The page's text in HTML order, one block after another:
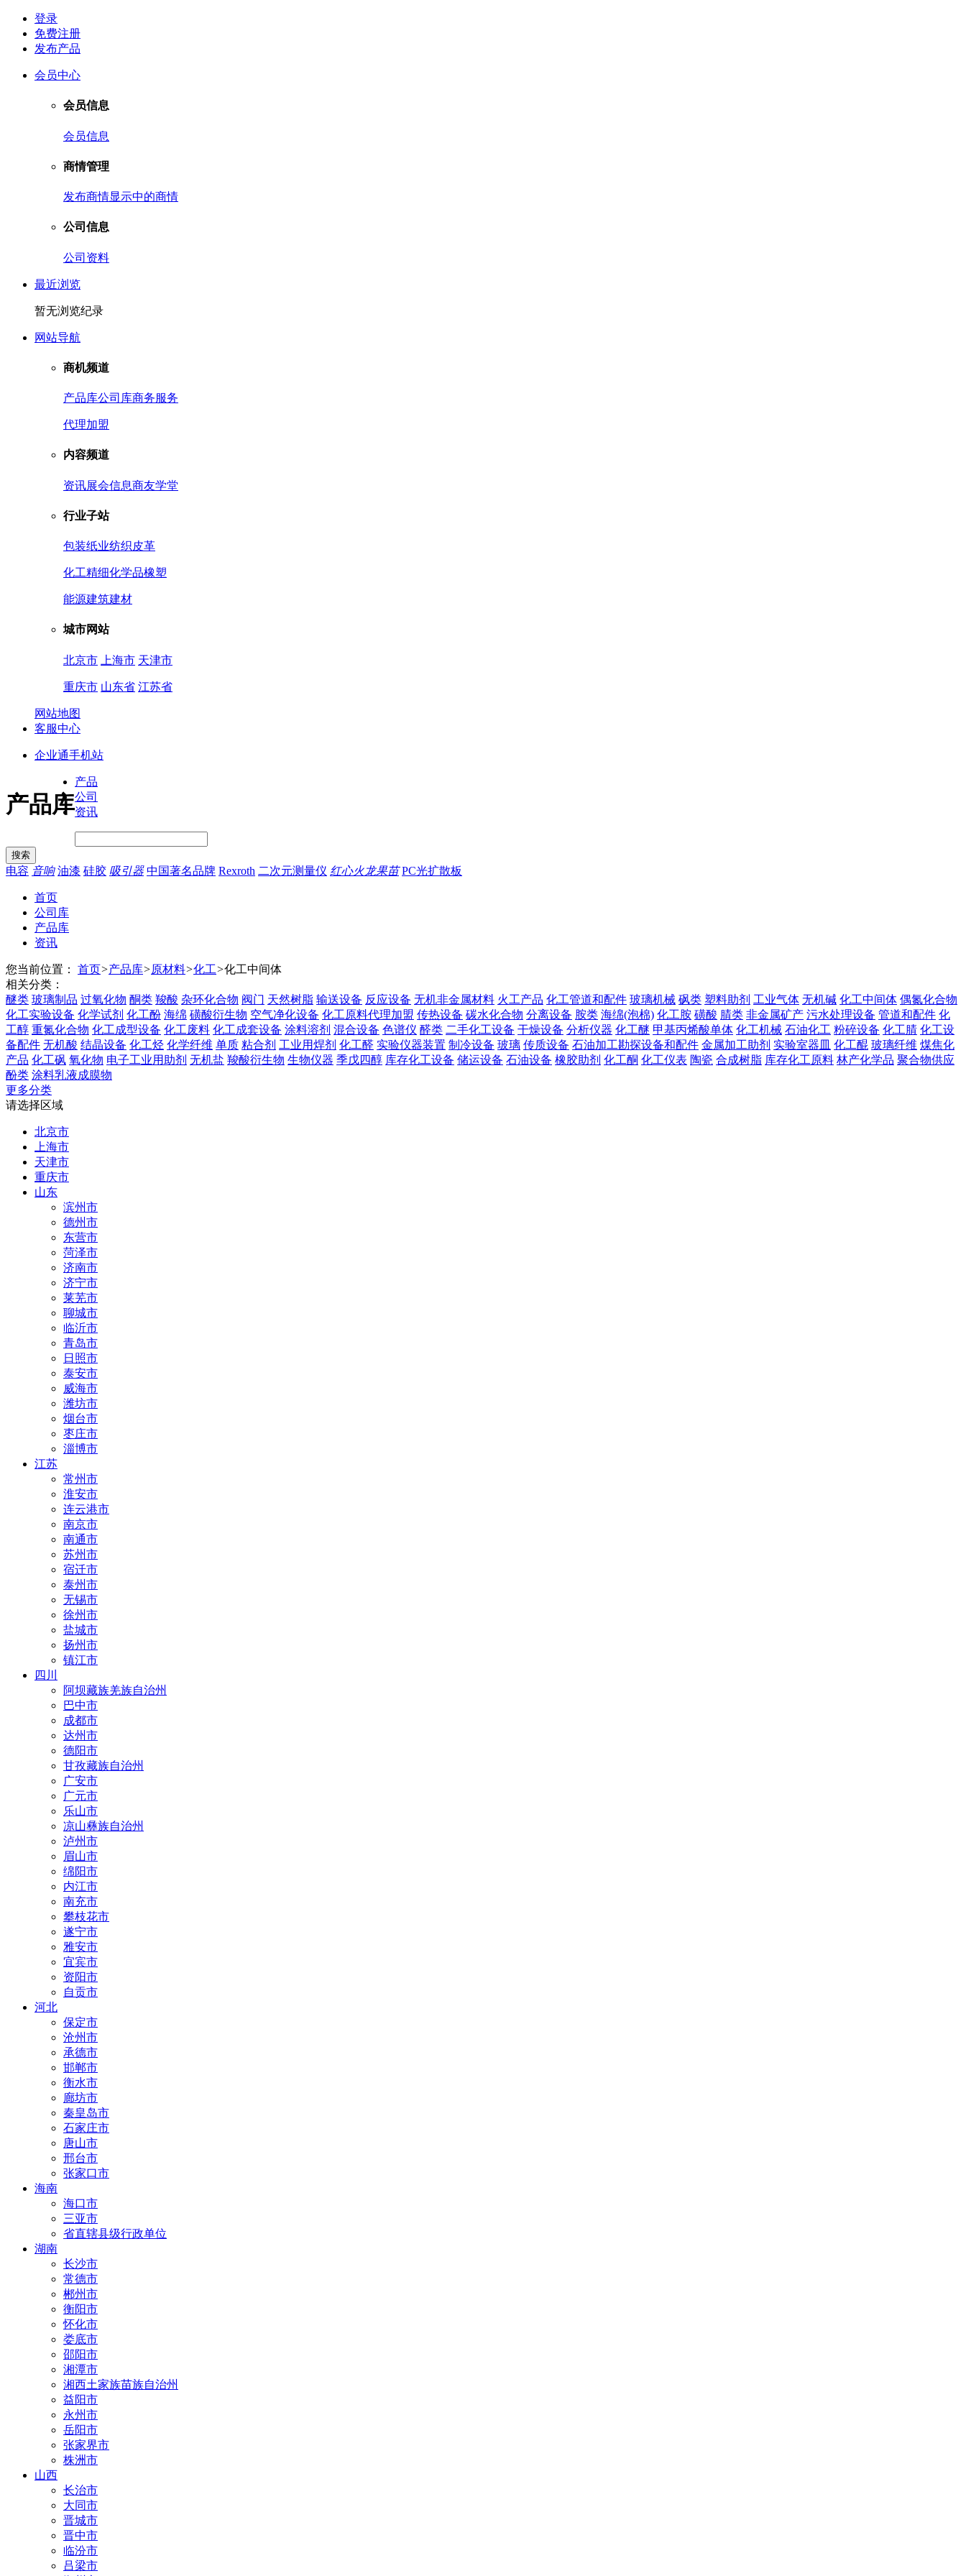
登录
免费注册
发布产品
会员中心
会员信息
会员信息
商情管理
发布商情显示中的商情
公司信息
公司资料
最近浏览
暂无浏览纪录
网站导航
商机频道
产品库公司库商务服务
代理加盟
内容频道
资讯展会信息商友学堂
行业子站
包装纸业纺织皮革
化工精细化学品橡塑
能源建筑建材
城市网站
北京市 上海市 天津市
重庆市 山东省 江苏省
网站地图
客服中心
企业通手机站
产品库
产品
公司
资讯
电容 音响 油漆 硅胶 吸引器 中国著名品牌 Rexroth 二次元测量仪 红心火龙果苗 PC光扩散板
首页
公司库
产品库
资讯
您当前位置： 首页>产品库>原材料>化工>化工中间体
相关分类：
醚类 玻璃制品 过氧化物 酮类 羧酸 杂环化合物 阀门 天然树脂 输送设备 反应设备 无机非金属材料 火工产品 化工管道和配件 玻璃机械 砜类 塑料助剂 工业气体 无机碱 化工中间体 偶氮化合物
化工实验设备 化学试剂 化工酚 海绵 磺酸衍生物 空气净化设备 化工原料代理加盟 传热设备 碳水化合物 分离设备 胺类 海绵(泡棉) 化工胺 磺酸 腈类 非金属矿产 污水处理设备 管道和配件 化
工醇 重氮化合物 化工成型设备 化工废料 化工成套设备 涂料溶剂 混合设备 色谱仪 醛类 二手化工设备 干燥设备 分析仪器 化工醚 甲基丙烯酸单体 化工机械 石油化工 粉碎设备 化工腈 化工设
备配件 无机酸 结晶设备 化工烃 化学纤维 单质 粘合剂 工业用焊剂 化工醛 实验仪器装置 制冷设备 玻璃 传质设备 石油加工勘探设备和配件 金属加工助剂 实验室器皿 化工醌 玻璃纤维 煤焦化
产品 化工砜 氧化物 电子工业用助剂 无机盐 羧酸衍生物 生物仪器 季戊四醇 库存化工设备 储运设备 石油设备 橡胶助剂 化工酮 化工仪表 陶瓷 合成树脂 库存化工原料 林产化学品 聚合物供应
酚类 涂料乳液成膜物
更多分类
请选择区域
北京市
上海市
天津市
重庆市
山东
滨州市
德州市
东营市
菏泽市
济南市
济宁市
莱芜市
聊城市
临沂市
青岛市
日照市
泰安市
威海市
潍坊市
烟台市
枣庄市
淄博市
江苏
常州市
淮安市
连云港市
南京市
南通市
苏州市
宿迁市
泰州市
无锡市
徐州市
盐城市
扬州市
镇江市
四川
阿坝藏族羌族自治州
巴中市
成都市
达州市
德阳市
甘孜藏族自治州
广安市
广元市
乐山市
凉山彝族自治州
泸州市
眉山市
绵阳市
内江市
南充市
攀枝花市
遂宁市
雅安市
宜宾市
资阳市
自贡市
河北
保定市
沧州市
承德市
邯郸市
衡水市
廊坊市
秦皇岛市
石家庄市
唐山市
邢台市
张家口市
海南
海口市
三亚市
省直辖县级行政单位
湖南
长沙市
常德市
郴州市
衡阳市
怀化市
娄底市
邵阳市
湘潭市
湘西土家族苗族自治州
益阳市
永州市
岳阳市
张家界市
株洲市
山西
长治市
大同市
晋城市
晋中市
临汾市
吕梁市